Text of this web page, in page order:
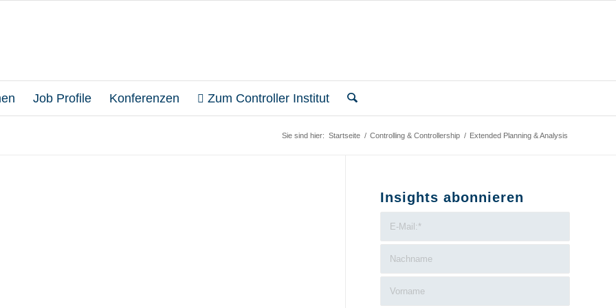
Job Profile Konferenzen Zum Controller Institut
Sie sind hier: Startseite / Controlling & Controllership / Extended Planning & Analysis
Insights abonnieren